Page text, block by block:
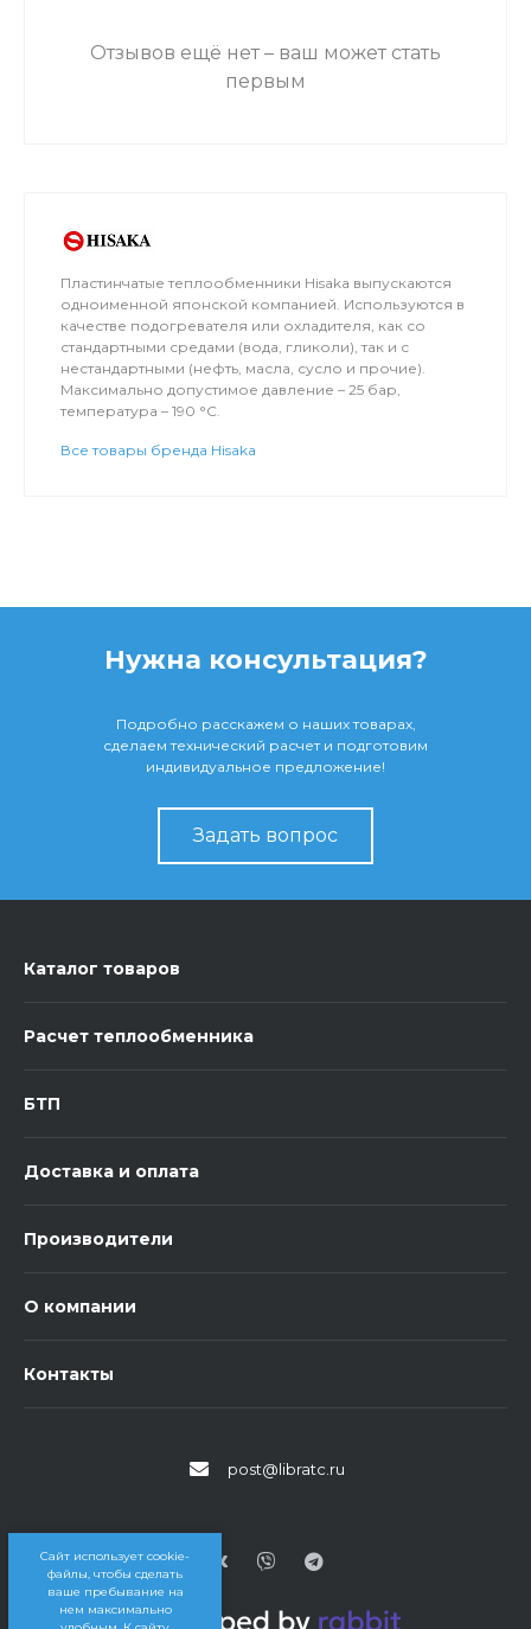
Сайт использует cookie-
файлы, чтобы сделать
ваше пребывание на
нем максимально
Отзывов ещё нет – ваш может стать
первым
Пластинчатые теплообменники Hisaka выпускаются
одноименной японской компанией. Используются в
качестве подогревателя или охладителя, как со
стандартными средами (вода, гликоли), так и с
нестандартными (нефть, масла, сусло и прочие).
Максимально допустимое давление – 25 бар,
температура – 190 °C.
Все товары бренда Hisaka
Нужна консультация?
Подробно расскажем о наших товарах,
сделаем технический расчет и подготовим
индивидуальное предложение!
Задать вопрос
Каталог товаров
Расчет теплообменника
БТП
Доставка и оплата
Производители
О компании
Контакты
post@libratc.ru